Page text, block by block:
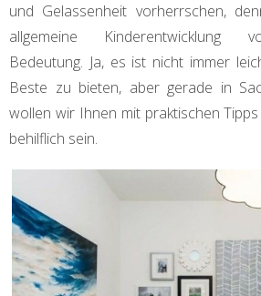
und Gelassenheit vorherrschen,
allgemeine Kinderentwicklung
Bedeutung. Ja, es ist nicht immer
Beste zu bieten, aber gerade in
wollen wir Ihnen mit praktischen
behilflich sein.